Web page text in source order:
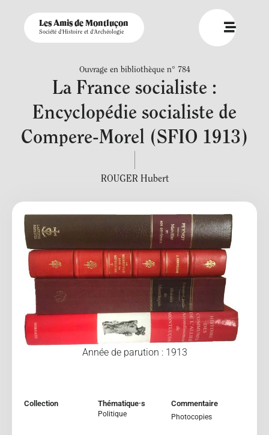
Les Amis de Montluçon
Société d'Histoire et d'Archéologie
Ouvrage en bibliothèque n° 784
La France socialiste :
Encyclopédie socialiste de
Compere-Morel (SFIO 1913)
ROUGER Hubert
Année de parution : 1913
Collection Thématique·s
Politique
Commentaire
Photocopies